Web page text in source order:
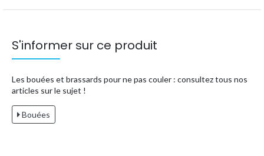
S'informer sur ce produit
Les bouées et brassards pour ne pas couler : consultez tous nos
articles sur le sujet !
Bouées